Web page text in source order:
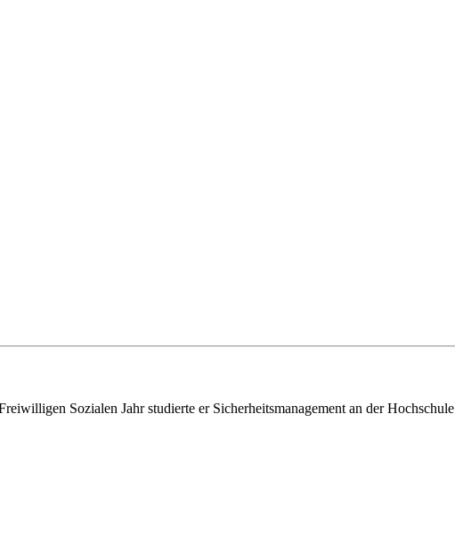
Sozialen Jahr studierte er Sicherheitsmanagement an der